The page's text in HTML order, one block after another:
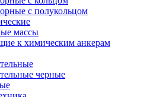
с полукольцом
массы
к химическим анкерам
черные